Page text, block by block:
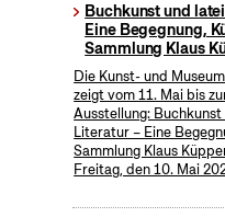
Buchkunst und
Eine Begegnung,
Sammlung Klaus
Die Kunst- und
zeigt vom 11. Mai bis
Ausstellung:
Literatur – Eine
Sammlung Klaus
Freitag, den 10. Mai